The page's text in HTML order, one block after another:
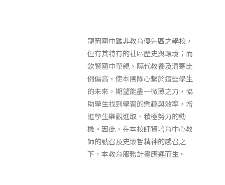
龍岡國中雖非教育優先區之學校，
但有其特有的社區歷史與環境；而
欽賢國中單親、隔代教養及清寒比
例偏高，使本團隊心繫於這些學生
的未來，期望能盡一微薄之力，協
助學生找到學習的樂趣與效率，增
進學生樂觀進取、積極努力的動
機。因此，在本校師資培育中心教
師的號召及史懷哲精神的感召之
下，本教育服務計畫應運而生。